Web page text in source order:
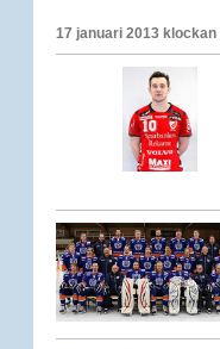
17 januari 2013 klockan